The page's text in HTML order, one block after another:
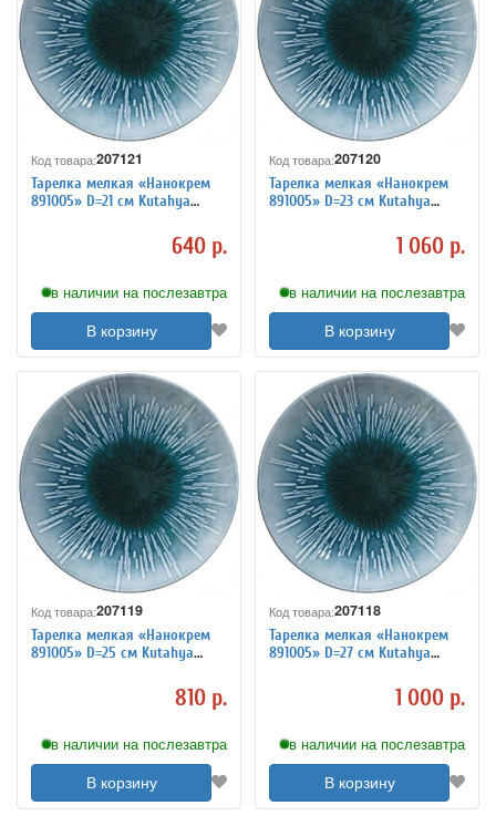
Код товара:207121
Тарелка мелкая «Нанокрем
891005» D=21 см Kutahya
640 р.
в наличии на послезавтра
В корзину
Код товара:207120
Тарелка мелкая «Нанокрем
891005» D=23 см Kutahya
1 060 р.
в наличии на послезавтра
В корзину
Код товара:207119
Тарелка мелкая «Нанокрем
891005» D=25 см Kutahya
810 р.
в наличии на послезавтра
В корзину
Код товара:207118
Тарелка мелкая «Нанокрем
891005» D=27 см Kutahya
1 000 р.
в наличии на послезавтра
В корзину